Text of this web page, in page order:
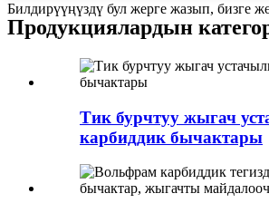
Билдирүүңүздү бул жерге жазып, бизге
Продукциялардын
Тик бурчтуу жыгач
карбиддик бычактары